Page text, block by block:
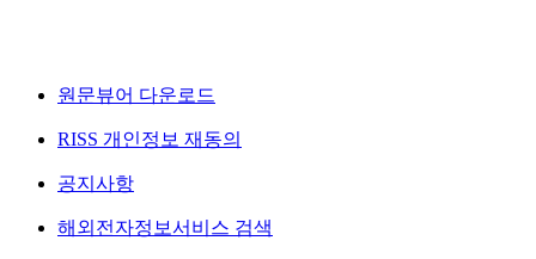
원문뷰어 다운로드
RISS 개인정보 재동의
공지사항
해외전자정보서비스 검색